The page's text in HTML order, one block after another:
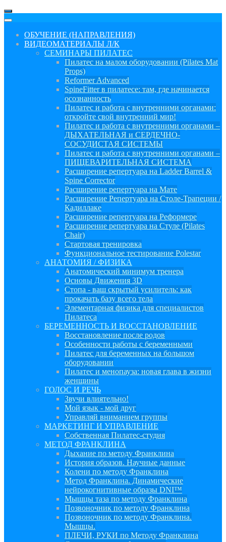
ОБУЧЕНИЕ (НАПРАВЛЕНИЯ)
ВИДЕОМАТЕРИАЛЫ Л/К
СЕМИНАРЫ ПИЛАТЕС
Пилатес на малом оборудовании (Pilates Mat
Props)
Reformer Advanced
SpineFitter в пилатесе: там, где начинается
осознанность
Пилатес и работа с внутренними органами:
откройте свой внутренний мир!
Пилатес и работа с внутренними органами –
ДЫХАТЕЛЬНАЯ и СЕРДЕЧНО-
СОСУДИСТАЯ СИСТЕМЫ
Пилатес и работа с внутренними органами –
ПИЩЕВАРИТЕЛЬНАЯ СИСТЕМА
Расширение репертуара на Ladder Barrel &
Spine Corrector
Расширение репертуара на Мате
Расширение Репертуара на Столе-Трапеции /
Кадиллаке
Расширение репертуара на Реформере
Расширение репертуара на Стуле (Pilates
Chair)
Стартовая тренировка
Функциональное тестирование Polestar
АНАТОМИЯ / ФИЗИКА
Анатомический минимум тренера
Основы Движения 3D
Стопа - ваш скрытый усилитель: как
прокачать базу всего тела
Элементарная физика для специалистов
Пилатеса
БЕРЕМЕННОСТЬ И ВОССТАНОВЛЕНИЕ
Восстановление после родов
Особенности работы с беременными
Пилатес для беременных на большом
оборудовании
Пилатес и менопауза: новая глава в жизни
женщины
ГОЛОС И РЕЧЬ
Звучи влиятельно!
Мой язык - мой друг
Управляй вниманием группы
МАРКЕТИНГ И УПРАВЛЕНИЕ
Собственная Пилатес-студия
МЕТОД ФРАНКЛИНА
Дыхание по методу Франклина
История образов. Научные данные
Колени по методу Франклина
Метод Франклина. Динамические
нейрокогнитивные образы DNI™
Мышцы таза по методу Франклина
Позвоночник по методу Франклина
Позвоночник по методу Франклина.
Мышцы.
ПЛЕЧИ, РУКИ по Методу Франклина